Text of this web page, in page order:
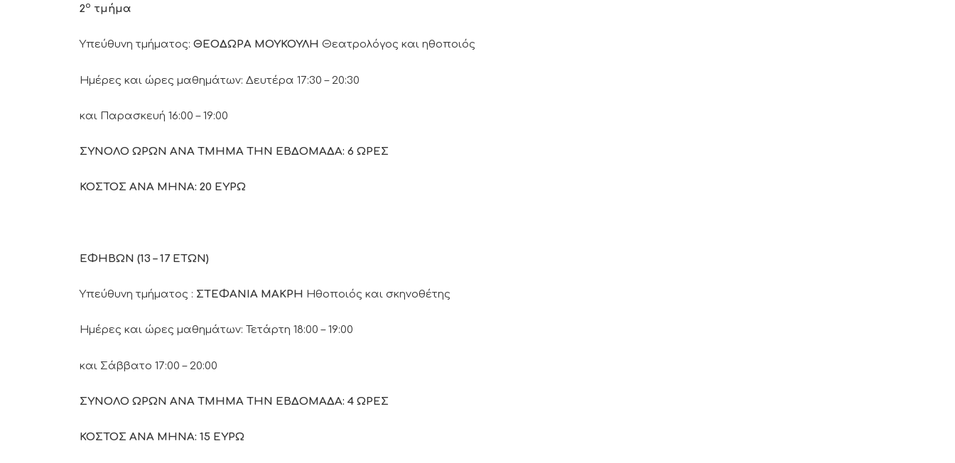
2ο τμήμα
Υπεύθυνη τμήματος: ΘΕΟΔΩΡΑ ΜΟΥΚΟΥΛΗ Θεατρολόγος και ηθοποιός
Ημέρες και ώρες μαθημάτων: Δευτέρα 17:30 – 20:30
και Παρασκευή 16:00 – 19:00
ΣΥΝΟΛΟ ΩΡΩΝ ΑΝΑ ΤΜΗΜΑ ΤΗΝ ΕΒΔΟΜΑΔΑ: 6 ΩΡΕΣ
ΚΟΣΤΟΣ ΑΝΑ ΜΗΝΑ: 20 ΕΥΡΩ
ΕΦΗΒΩΝ (13 – 17 ΕΤΩΝ)
Υπεύθυνη τμήματος : ΣΤΕΦΑΝΙΑ ΜΑΚΡΗ Ηθοποιός και σκηνοθέτης
Ημέρες και ώρες μαθημάτων: Τετάρτη 18:00 – 19:00
και Σάββατο 17:00 – 20:00
ΣΥΝΟΛΟ ΩΡΩΝ ΑΝΑ ΤΜΗΜΑ ΤΗΝ ΕΒΔΟΜΑΔΑ: 4 ΩΡΕΣ
ΚΟΣΤΟΣ ΑΝΑ ΜΗΝΑ: 15 ΕΥΡΩ